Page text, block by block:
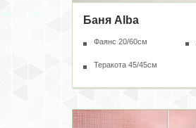
Баня Alba
Фаянс 20/60см
Теракота 45/45см